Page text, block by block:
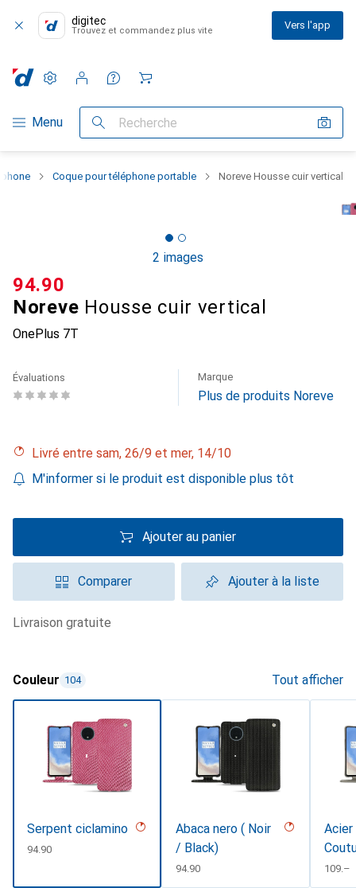
digitec
Trouvez et commandez plus vite Vers l'app
Navigation par catégorie
Menu Recherche
Paramètres
Compte client
Listes de comparaison
Listes d'envies
Panier
Coque pour téléphone portable Noreve Housse cuir vertical
2 images
Noreve Housse cuir vertical
OnePlus 7T
CHF
94.90
Évaluations Marque
Plus de produits Noreve
Livré entre sam, 26/9 et mer, 14/10
M'informer si le produit est disponible plus tôt
Ajouter au panier
Comparer Ajouter à la liste
livraison gratuite
Couleur 104 Tout afficher
Serpent ciclamino
CHF
94.90
Abaca nero ( Noir
/ Black)
CHF
94.90 CHF
109.–